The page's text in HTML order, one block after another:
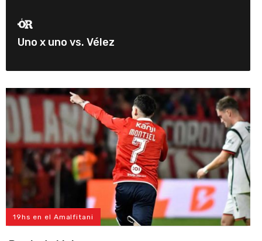
Uno x uno vs. Vélez
19hs en el Amalfitani